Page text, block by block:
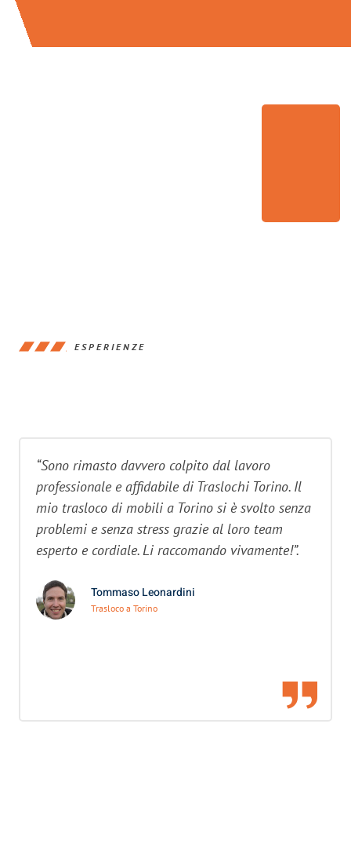
ESPERIENZE
“Sono rimasto davvero colpito dal lavoro
professionale e affidabile di Traslochi Torino. Il
mio trasloco di mobili a Torino si è svolto senza
problemi e senza stress grazie al loro team
esperto e cordiale. Li raccomando vivamente!”.
Tommaso Leonardini
Trasloco a Torino